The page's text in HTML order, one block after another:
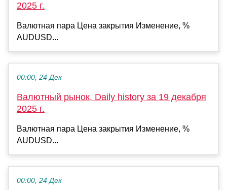
2025 г.
Валютная пара Цена закрытия Изменение, %
AUDUSD...
00:00, 24 Дек
Валютный рынок, Daily history за 19 декабря
2025 г.
Валютная пара Цена закрытия Изменение, %
AUDUSD...
00:00, 24 Дек